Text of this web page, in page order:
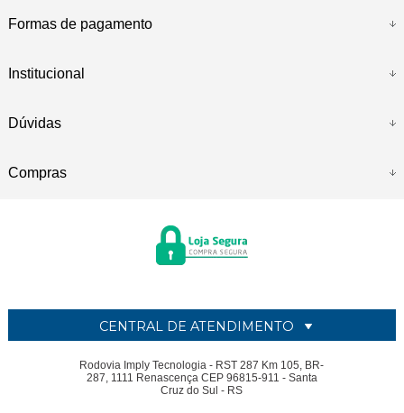
Formas de pagamento
Institucional
Dúvidas
Compras
CENTRAL DE ATENDIMENTO
Rodovia Imply Tecnologia - RST 287 Km 105, BR-
287, 1111 Renascença CEP 96815-911 - Santa
Cruz do Sul - RS